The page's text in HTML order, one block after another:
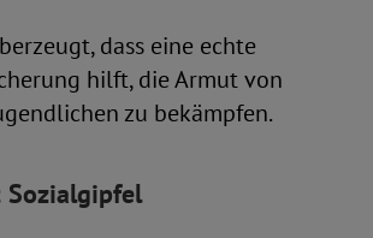
dass eine echte
hilft, die Armut von
zu bekämpfen.
Sozialgipfel